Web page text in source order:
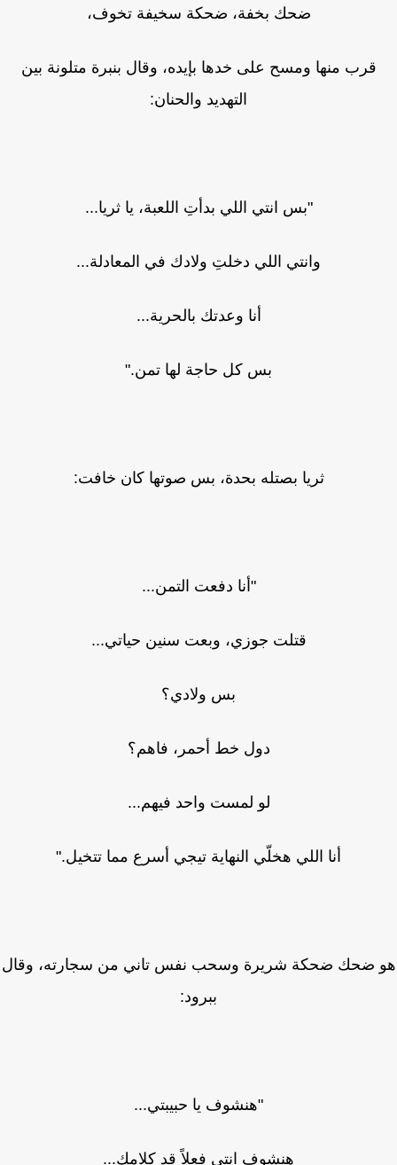
ضحك بخفة، ضحكة سخيفة تخوف،
قرب منها ومسح على خدها بإيده، وقال بنبرة متلونة بين
التهديد والحنان:
"بس انتي اللي بدأتِ اللعبة، يا ثريا...
وانتي اللي دخلتِ ولادك في المعادلة...
أنا وعدتك بالحرية...
بس كل حاجة لها تمن."
ثريا بصتله بحدة، بس صوتها كان خافت:
"أنا دفعت التمن...
قتلت جوزي، وبعت سنين حياتي...
بس ولادي؟
دول خط أحمر، فاهم؟
لو لمست واحد فيهم...
أنا اللي هخلّي النهاية تيجي أسرع مما تتخيل."
ضحك ضحكة شريرة وسحب نفس تاني من سجارته، وقال
ببرود:
"هنشوف يا حبيبتي...
هنشوف انتي فعلاً قد كلامك...